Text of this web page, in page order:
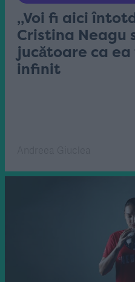
„Voi fi aici
Cristina Neagu
jucătoare ca
infinit